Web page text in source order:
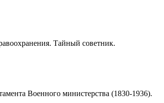
Тайный советник.
Военного министерства (1830-1936).